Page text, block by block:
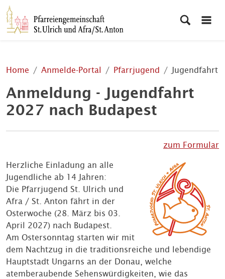
Home Anmelde-Portal Pfarrjugend Jugendfahrt
Anmeldung - Jugendfahrt
2027 nach Budapest
zum Formular
Herzliche Einladung an alle
Jugendliche ab 14 Jahren:
Die Pfarrjugend St. Ulrich und
Afra / St. Anton fährt in der
Osterwoche (28. März bis 03.
April 2027) nach Budapest.
Am Ostersonntag starten wir mit
dem Nachtzug in die traditionsreiche und lebendige
Hauptstadt Ungarns an der Donau, welche
atemberaubende Sehenswürdigkeiten, wie das